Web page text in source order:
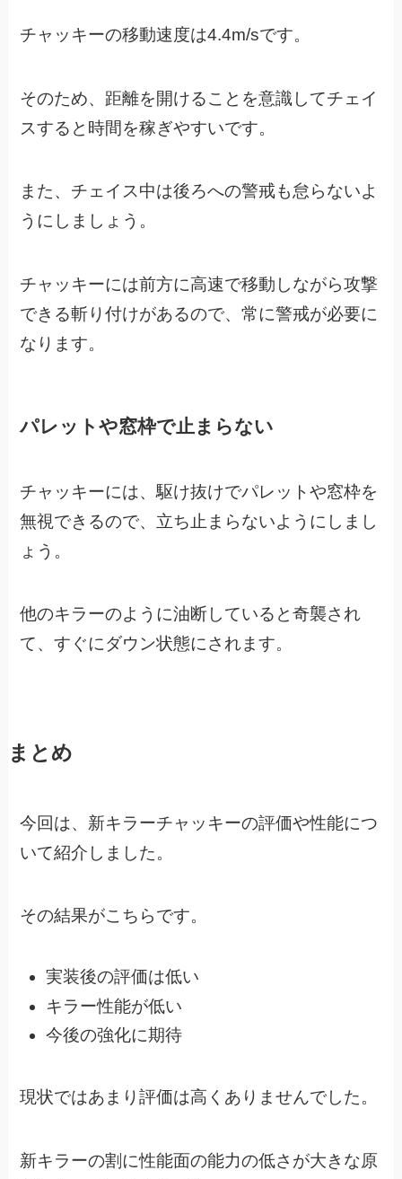
チャッキーの移動速度は4.4m/sです。
そのため、距離を開けることを意識してチェイ
スすると時間を稼ぎやすいです。
また、チェイス中は後ろへの警戒も怠らないよ
うにしましょう。
チャッキーには前方に高速で移動しながら攻撃
できる斬り付けがあるので、常に警戒が必要に
なります。
パレットや窓枠で止まらない
チャッキーには、駆け抜けでパレットや窓枠を
無視できるので、 立ち止まらないようにしまし
ょう。
他のキラーのように油断していると奇襲され
て、すぐにダウン状態にされます。
まとめ
今回は、新キラーチャッキーの評価や性能につ
いて紹介しました。
その結果がこちらです。
実装後の評価は低い
キラー性能が低い
今後の強化に期待
現状ではあまり評価は高くありませんでした。
新キラーの割に性能面の能力の低さが大きな原